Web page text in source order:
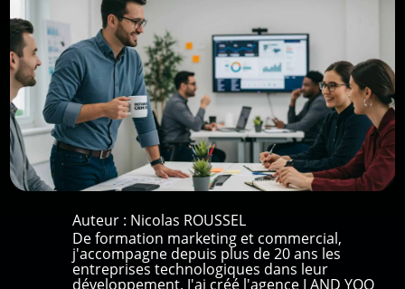
Auteur : Nicolas ROUSSEL
De formation marketing et commercial,
j'accompagne depuis plus de 20 ans les
entreprises technologiques dans leur
développement. J'ai créé l'agence I AND YOO